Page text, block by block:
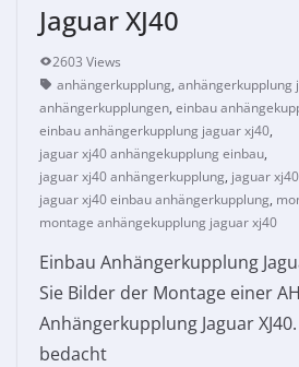
Jaguar XJ40
2603 Views
anhängerkupplung, anhängerkupplung
anhängerkupplungen, einbau
einbau anhängerkupplung jaguar xj40,
jaguar xj40 anhängekupplung einbau,
jaguar xj40 anhängerkupplung, jaguar
jaguar xj40 einbau anhängerkupplung,
montage anhängekupplung jaguar xj40
Einbau Anhängerkupplung
Sie Bilder der Montage einer
Anhängerkupplung Jaguar
bedacht